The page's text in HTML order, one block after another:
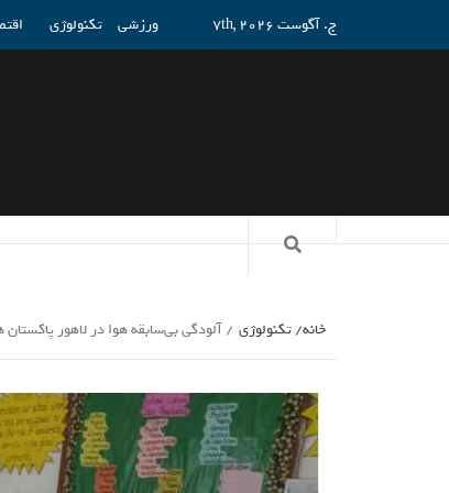
ج. آگوست 7th, 2026 ورزشی تکنولوژی
خانه تکنولوژی آلودگی بی‌سابقه هوا در لاهور پاکستان